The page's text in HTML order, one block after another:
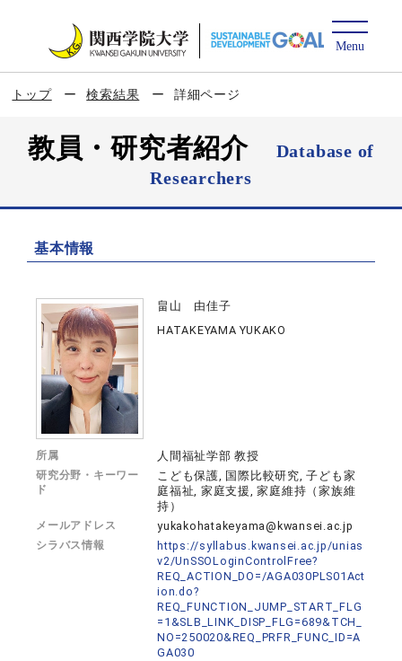
トップ 検索結果 詳細ページ
教員・研究者紹介
Database of
Researchers
基本情報
畠山 由佳子
HATAKEYAMA YUKAKO
所属 人間福祉学部 教授
研究分野・キーワー
ド
こども保護, 国際比較研究, 子ども家
庭福祉, 家庭支援, 家庭維持（家族維
持）
メールアドレス yukakohatakeyama@kwansei.ac.jp
シラバス情報
https://syllabus.kwansei.ac.jp/unias
v2/UnSSOLoginControlFree?
REQ_ACTION_DO=/AGA030PLS01Act
ion.do?
REQ_FUNCTION_JUMP_START_FLG
=1&SLB_LINK_DISP_FLG=689&TCH_
NO=250020&REQ_PRFR_FUNC_ID=A
GA030